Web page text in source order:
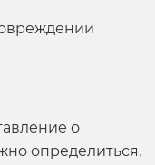
о
определиться,